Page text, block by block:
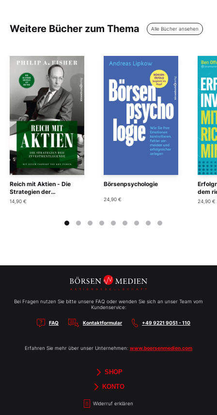
Weitere Bücher zum Thema Alle Bücher ansehen
Reich mit Aktien - Die
Strategien der
Investmentlegende
14,90 €
Börsenpsychologie
24,90 €
dem
24,90 €
Bei Fragen nutzen Sie bitte unsere FAQ oder wenden Sie sich an unser Team vom
Kundenservice:
FAQ Kontaktformular +49 9221 9051 - 110
Erfahren Sie mehr über unser Unternehmen: www.boersenmedien.com
SHOP
Magazine
Börsenbriefe
Aktien-Reports
HEBELTRADER
TradingDay
Bücher
Newsletter
Merchandise
Gutscheine
KONTO
Widerruf erklären